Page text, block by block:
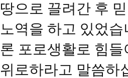
땅으로 끌려간 후
노역을 하고 있었
론 포로생활로 힘
위로하라고 말씀하